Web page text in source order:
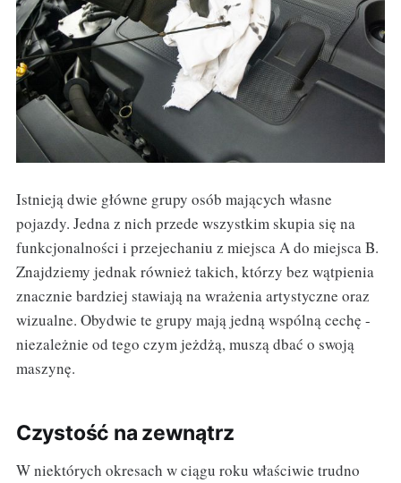
Istnieją dwie główne grupy osób mających własne
pojazdy. Jedna z nich przede wszystkim skupia się na
funkcjonalności i przejechaniu z miejsca A do miejsca B.
Znajdziemy jednak również takich, którzy bez wątpienia
znacznie bardziej stawiają na wrażenia artystyczne oraz
wizualne. Obydwie te grupy mają jedną wspólną cechę -
niezależnie od tego czym jeżdżą, muszą dbać o swoją
maszynę.
Czystość na zewnątrz
W niektórych okresach w ciągu roku właściwie trudno